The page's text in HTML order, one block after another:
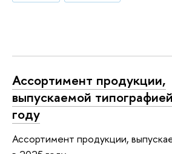
Ассортимент продукции,
выпускаемой
году
Ассортимент продукции,